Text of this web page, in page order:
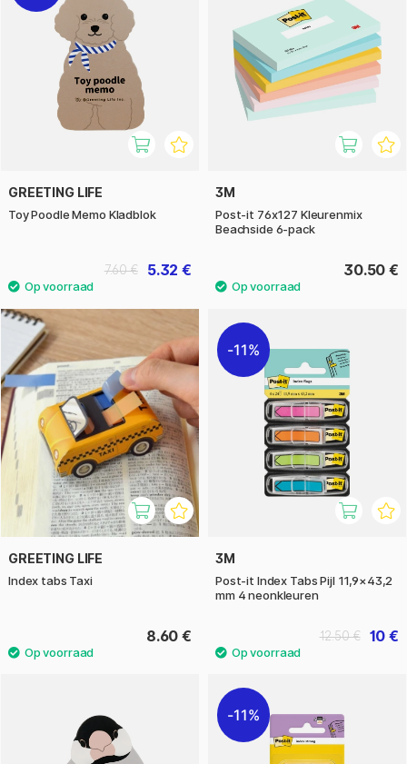
GREETING LIFE
Toy Poodle Memo Kladblok
5.32 €
7.60 €
3M
Post-it 76x127 Kleurenmix
Beachside 6-pack
30.50 €
GREETING LIFE
Index tabs Taxi
8.60 €
11%
3M
Post-it Index Tabs Pijl 11,9×43,2
mm 4 neonkleuren
10 €
12.50 €
11%